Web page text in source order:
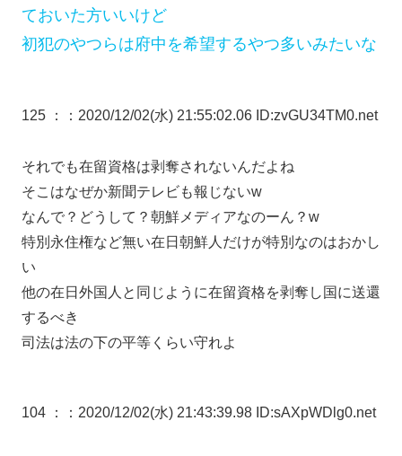
ておいた方いいけど
初犯のやつらは府中を希望するやつ多いみたいな
125 ： ：2020/12/02(水) 21:55:02.06 ID:zvGU34TM0.net
それでも在留資格は剥奪されないんだよね
そこはなぜか新聞テレビも報じないw
なんで？どうして？朝鮮メディアなのーん？w
特別永住権など無い在日朝鮮人だけが特別なのはおかし
い
他の在日外国人と同じように在留資格を剥奪し国に送還
するべき
司法は法の下の平等くらい守れよ
104 ： ：2020/12/02(水) 21:43:39.98 ID:sAXpWDlg0.net